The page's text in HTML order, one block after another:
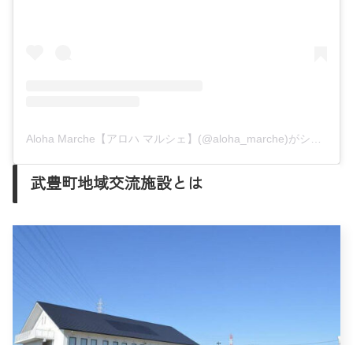
武豊町地域交流施設とは